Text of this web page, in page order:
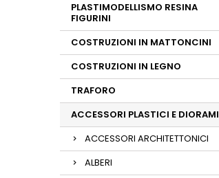
PLASTIMODELLISMO RESINA
FIGURINI
COSTRUZIONI IN MATTONCINI
COSTRUZIONI IN LEGNO
TRAFORO
ACCESSORI PLASTICI E DIORAMI
ACCESSORI ARCHITETTONICI
ALBERI